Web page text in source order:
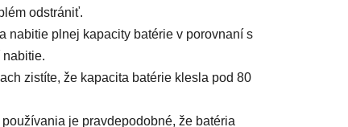
odstrániť.
nabitie plnej kapacity batérie v porovnaní s
zistíte, že kapacita batérie klesla pod 80
je pravdepodobné, že batéria